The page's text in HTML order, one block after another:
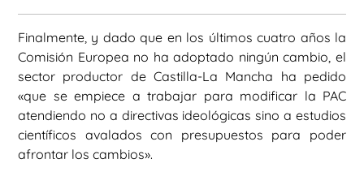
Finalmente, y dado que en los últimos cuatro años la
Comisión Europea no ha adoptado ningún cambio, el
sector productor de Castilla-La Mancha ha pedido
«que se empiece a trabajar para modificar la PAC
atendiendo no a directivas ideológicas sino a estudios
científicos avalados con presupuestos para poder
afrontar los cambios».